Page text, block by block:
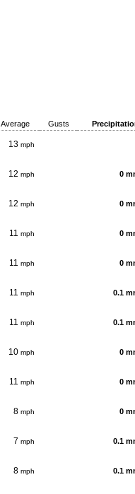
Average Gusts
13 mph
12 mph 0
12 mph 0
11 mph 0
11 mph 0
11 mph 0.1
11 mph 0.1
10 mph 0
11 mph 0
8 mph 0
7 mph 0.1
8 mph 0.1